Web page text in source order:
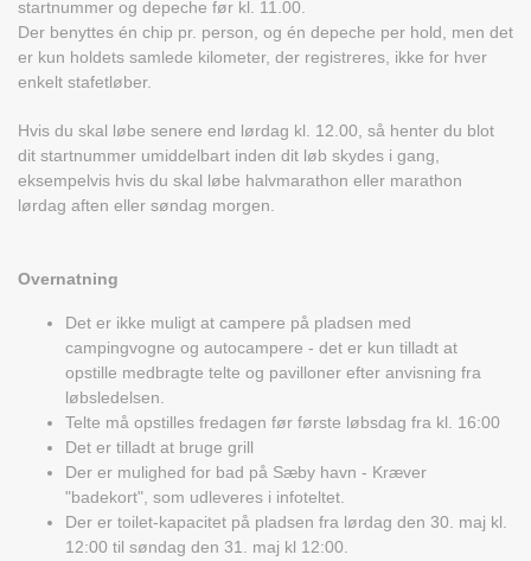
startnummer og depeche før kl. 11.00.
Der benyttes én chip pr. person, og én depeche per hold, men det
er kun holdets samlede kilometer, der registreres, ikke for hver
enkelt stafetløber.
Hvis du skal løbe senere end lørdag kl. 12.00, så henter du blot
dit startnummer umiddelbart inden dit løb skydes i gang,
eksempelvis hvis du skal løbe halvmarathon eller marathon
lørdag aften eller søndag morgen.
Overnatning
Det er ikke muligt at campere på pladsen med
campingvogne og autocampere - det er kun tilladt at
opstille medbragte telte og pavilloner efter anvisning fra
løbsledelsen.
Telte må opstilles fredagen før første løbsdag fra kl. 16:00
Det er tilladt at bruge grill
Der er mulighed for bad på Sæby havn - Kræver
"badekort", som udleveres i infoteltet.
Der er toilet-kapacitet på pladsen fra lørdag den 30. maj kl.
12:00 til søndag den 31. maj kl 12:00.